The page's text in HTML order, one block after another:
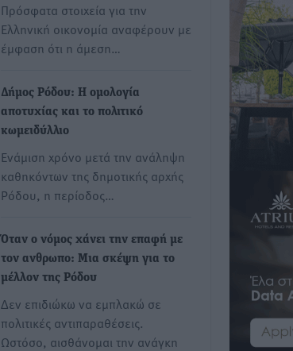
Πρόσφατα στοιχεία για την
Ελληνική οικονομία αναφέρουν με
έμφαση ότι η άμεση…
Δήμος Ρόδου: Η ομολογία
αποτυχίας και το πολιτικό
κωμειδύλλιο
Ενάμιση χρόνο μετά την ανάληψη
καθηκόντων της δημοτικής αρχής
Ρόδου, η περίοδος…
Όταν ο νόμος χάνει την επαφή με
τον ανθρωπο: Μια σκέψη για το
μέλλον της Ρόδου
Δεν επιδιώκω να εμπλακώ σε
πολιτικές αντιπαραθέσεις.
Ωστόσο, αισθάνομαι την ανάγκη